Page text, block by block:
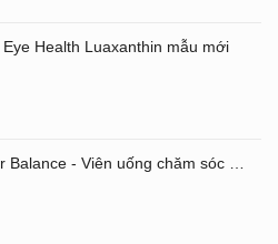
Eye Health Luaxanthin mẫu mới